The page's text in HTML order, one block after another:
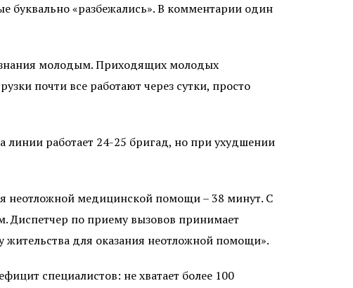
буквально «разбежались». В комментарии один
знания молодым. Приходящих молодых
почти все работают через сутки, просто
линии работает 24-25 бригад, но при ухудшении
неотложной медицинской помощи – 38 минут. С
Диспетчер по приему вызовов принимает
жительства для оказания неотложной помощи».
специалистов: не хватает более 100